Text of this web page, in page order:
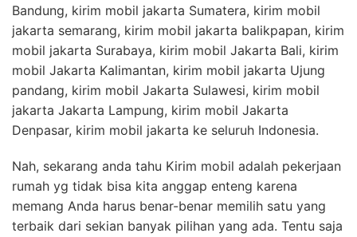
Bandung, kirim mobil jakarta Sumatera, kirim mobil
jakarta semarang, kirim mobil jakarta balikpapan, kirim
mobil jakarta Surabaya, kirim mobil Jakarta Bali, kirim
mobil Jakarta Kalimantan, kirim mobil jakarta Ujung
pandang, kirim mobil Jakarta Sulawesi, kirim mobil
jakarta Jakarta Lampung, kirim mobil Jakarta
Denpasar, kirim mobil jakarta ke seluruh Indonesia.
Nah, sekarang anda tahu Kirim mobil adalah pekerjaan
rumah yg tidak bisa kita anggap enteng karena
memang Anda harus benar-benar memilih satu yang
terbaik dari sekian banyak pilihan yang ada. Tentu saja